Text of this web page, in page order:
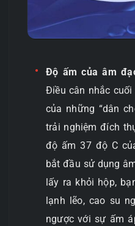
Độ ấm của âm
Điều cân nhắc
của những “dân
trải nghiệm đích
độ ấm 37 độ C
bắt đầu sử dụng
lấy ra khỏi hộp,
lạnh lẽo, cao su
ngược với sự ấm